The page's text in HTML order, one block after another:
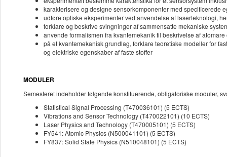
karakterisere og designe sensorkomponenter med specificerede
udføre optiske eksperimenter ved anvendelse af laserteknologi,
forklare og beskrive svingninger af sammensatte mekaniske
anvende formalismen fra kvantemekanik til beskrivelse af
på et kvantemekanisk grundlag, forklare teoretiske modeller for
og elektriske egenskaber af faste stoffer
MODULER
Semesteret indeholder følgende konstituerende, obligatoriske moduler,
Statistical Signal Processing (T470036101) (5 ECTS)
Vibrations and Sensor Technology (T470022101) (10 ECTS)
Laser Physics and Technology (T470005101) (5 ECTS)
FY541: Atomic Physics (N500041101) (5 ECTS)
FY837: Solid State Physics (N510048101) (5 ECTS)